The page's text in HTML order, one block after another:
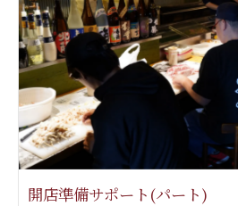
開店準備サポート(パート)